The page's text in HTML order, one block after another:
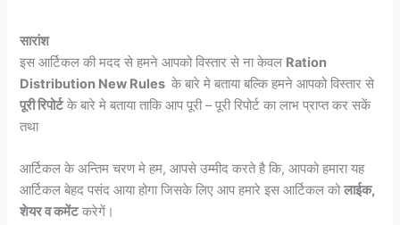
सारांश
इस आर्टिकल की मदद से हमने आपको विस्तार से ना केवल Ration
Distribution New Rules के बारे मे बताया बल्कि हमने आपको विस्तार से
पूरी रिपोर्टके बारे मे बताया ताकि आप पूरी – पूरी रिपोर्ट का लाभ प्राप्त कर सकें
तथा
आर्टिकल के अन्तिम चरण मे हम, आपसे उम्मीद करते है कि, आपको हमारा यह
आर्टिकल बेहद पसंद आया होगा जिसके लिए आप हमारे इस आर्टिकल कोलाईक,
शेयर व कमेंटकरेगें।